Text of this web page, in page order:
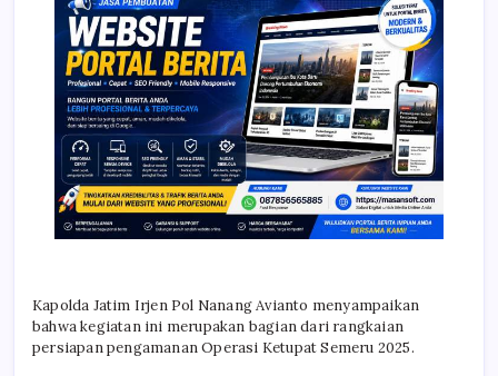
Kapolda Jatim Irjen Pol Nanang Avianto menyampaikan
bahwa kegiatan ini merupakan bagian dari rangkaian
persiapan pengamanan Operasi Ketupat Semeru 2025.